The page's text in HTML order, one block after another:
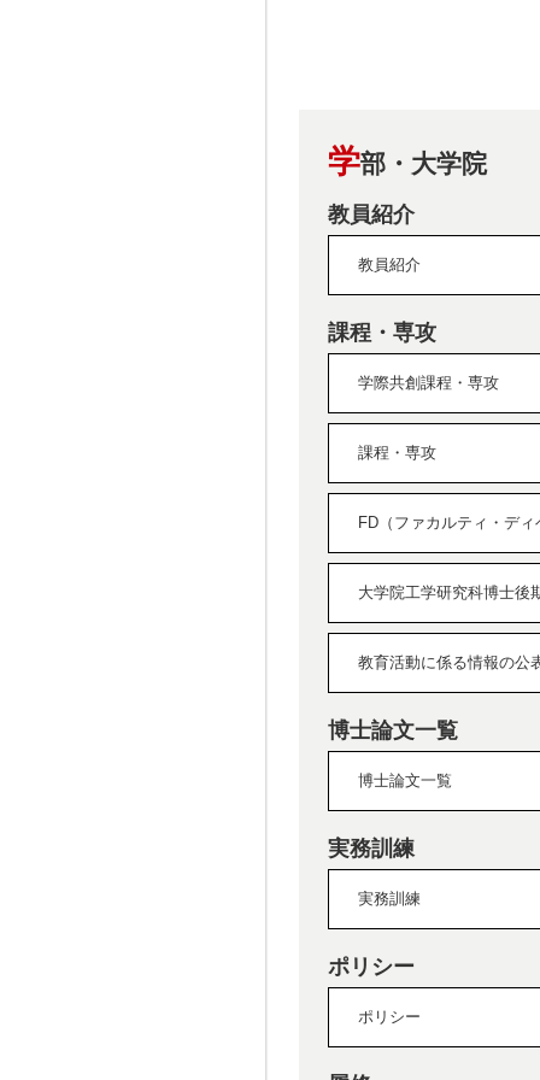
学部・大学院
教員紹介
教員紹介
課程・専攻
学際共創課程・専攻
課程・専攻
FD（ファカルティ・ディ
大学院工学研究科博士後
教育活動に係る情報の公
博士論文一覧
博士論文一覧
実務訓練
実務訓練
ポリシー
ポリシー